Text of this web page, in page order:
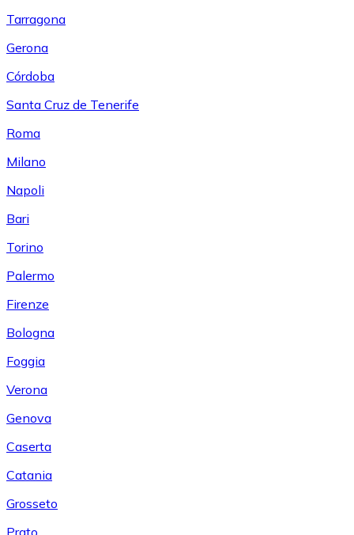
Tarragona
Gerona
Córdoba
Santa Cruz de Tenerife
Roma
Milano
Napoli
Bari
Torino
Palermo
Firenze
Bologna
Foggia
Verona
Genova
Caserta
Catania
Grosseto